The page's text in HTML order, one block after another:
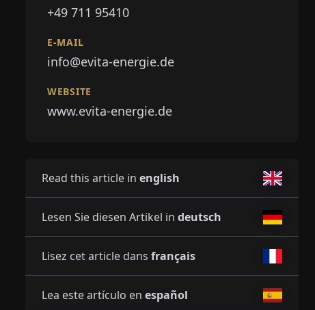
+49 711 95410
E-MAIL
info@evita-energie.de
WEBSITE
www.evita-energie.de
Read this article in english
Lesen Sie diesen Artikel in deutsch
Lisez cet article dans français
Lea este artículo en español